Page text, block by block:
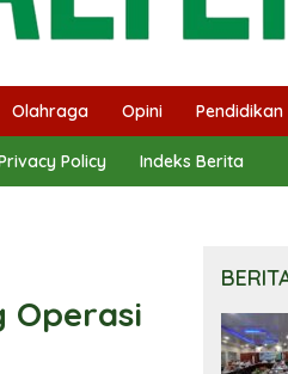
Olahraga Opini Pendidikan
Policy Indeks Berita
Operasi